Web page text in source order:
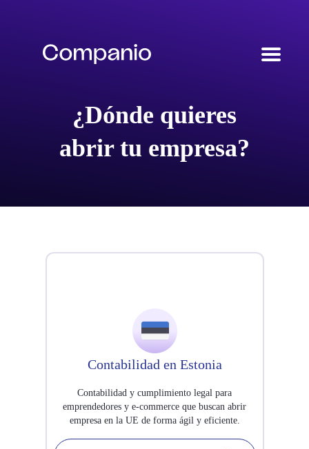
¿Dónde quieres
abrir tu empresa?
Contabilidad en Estonia
Contabilidad y cumplimiento legal para
emprendedores y e-commerce que buscan abrir
empresa en la UE de forma ágil y eficiente.